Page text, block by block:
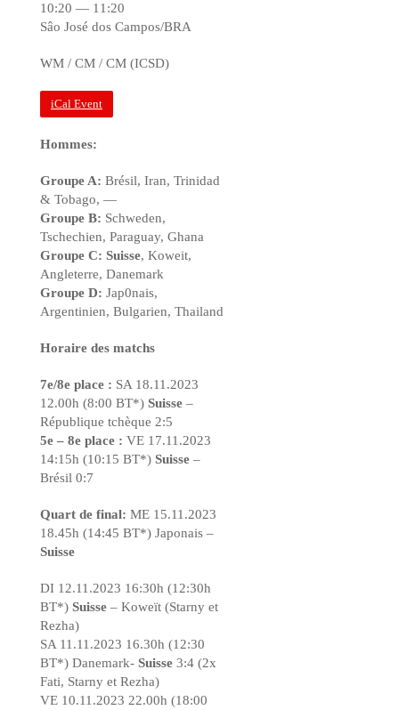
Hommes:
Groupe A: Brésil, Iran, Trinidad
& Tobago, —
Groupe B: Schweden,
Tschechien, Paraguay, Ghana
Groupe C: Suisse, Koweit,
Angleterre, Danemark
Groupe D: Jap0nais,
Argentinien, Bulgarien, Thailand
Horaire des matchs
7e/8e place : SA 18.11.2023
12.00h (8:00 BT*) Suisse –
République tchèque 2:5
5e – 8e place : VE 17.11.2023
14:15h (10:15 BT*) Suisse –
Brésil 0:7
Quart de final: ME 15.11.2023
18.45h (14:45 BT*) Japonais –
Suisse
DI 12.11.2023 16:30h (12:30h
BT*) Suisse – Koweït (Starny et
Rezha)
SA 11.11.2023 16.30h (12:30
BT*) Danemark- Suisse 3:4 (2x
Fati, Starny et Rezha)
VE 10.11.2023 22.00h (18:00
10:20 — 11:20
Sâo José dos Campos/BRA
WM / CM / CM (ICSD)
iCal Event